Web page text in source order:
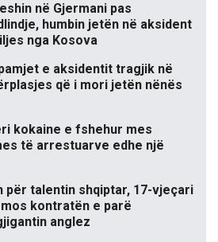
në Gjermani pas
humbin jetën në aksident
nga Kosova
e aksidentit tragjik në
që i mori jetën nënës
kokaine e fshehur mes
të arrestuarve edhe një
për talentin shqiptar, 17-vjeçari
kontratën e parë
anglez